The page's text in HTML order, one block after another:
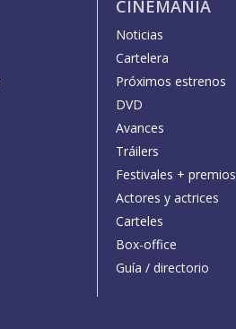
CINEMANÍA
Noticias
Cartelera
Próximos estrenos
DVD
Avances
Tráilers
Festivales + premios
Actores y actrices
Carteles
Box-office
Guía / directorio